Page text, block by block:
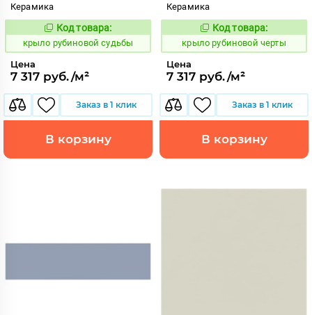
Керамика
838099
Код товара:
крыло рубиновой судьбы
Цена
7 317 руб./м²
Заказ в 1 клик
В корзину
Керамика
838120
Код товара:
крыло рубиновой черты
Цена
7 317 руб./м²
Заказ в 1 клик
В корзину